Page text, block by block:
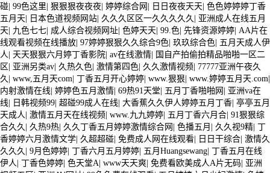
碰| 99色这里| 狠狠狠夜夜夜| 婷婷综合网 | 日日夜夜天天| 色色婷婷婷丁香
五月天| 日本色道视频网站| 久久久区区一久久久久久 | 亚洲成人在线五月
天| 九色七七| 成人综合视频网址| 色婷天天| 99.色| 先锋资源婷婷| AA片在
线观看视频在线播放| 97婷婷狠狠久久综合9色| 玖玖综合色| 五月天成人伊
人 | 天天狠狠六月婷丁香影院| av在线激情| 国自产拍偷拍精品啪啪一区二
区| 亚洲另类av| 久热久色| 激情第四色| 久久激情视频| 77777亚洲午夜久
久 | www,五月天com| 丁香五月开心婷婷| www.狠狠| www.婷婷五月天.com|
内射激情在线| 婷婷色五月激情| 69热91天堂| 五月丁香啪啪网 | 亚洲va在
线| 日韩视频99| 超碰99成人在线| 大香蕉久久伊人婷婷五月丁香| 亭亭五月
天成人 | 激情五月天在线视频| www.九九婷婷| 五月丁香六月合| 91狠狠综
合久久 | 久热9热| 久久丁香五月婷婷激情综合网 | 色播五月 | 久久视9精| 丁
香婷婷六月激情文学| 久超超碰| 免费成人网在线观看| 日日干综合| 激情久
久久久 | 9月色婷婷| 丁香六月五月婷婷| 五月Huangsewang| 丁香五月在线
伊人 | 丁香色婷婷| 色天堂A| www天天爽| 免费看欧美成人A片无码| 亚洲